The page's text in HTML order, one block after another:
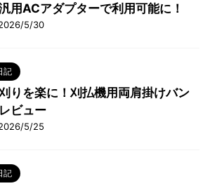
用ACアダプターで利用可能に！
5/30
記
りを楽に！刈払機用両肩掛けバン
ビュー
5/25
記